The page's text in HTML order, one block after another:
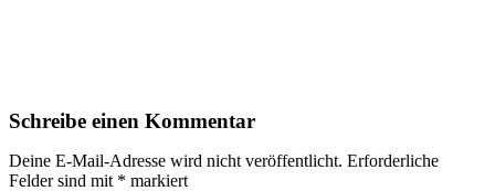
Schreibe einen Kommentar
Deine E-Mail-Adresse wird nicht veröffentlicht. Erforderliche
Felder sind mit * markiert